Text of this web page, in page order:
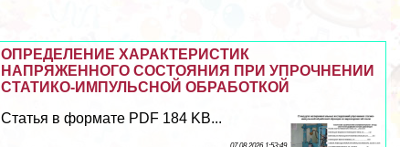
ОПРЕДЕЛЕНИЕ ХАРАКТЕРИСТИК
НАПРЯЖЕННОГО СОСТОЯНИЯ ПРИ УПРОЧНЕНИИ
СТАТИКО-ИМПУЛЬСНОЙ ОБРАБОТКОЙ
Статья в формате PDF 184 KB...